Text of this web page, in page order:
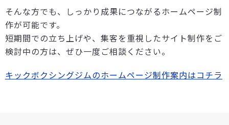
そんな方でも、しっかり成果につながるホームページ制
作が可能です。
短期間での立ち上げや、集客を重視したサイト制作をご
検討中の方は、ぜひ一度ご相談ください。
キックボクシングジムのホームページ制作案内はコチラ